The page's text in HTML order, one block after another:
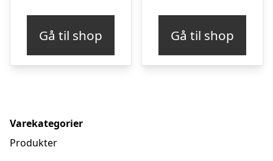
Gå til shop Gå til shop
Varekategorier
Produkter